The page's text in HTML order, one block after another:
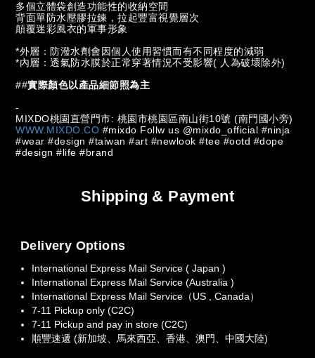
多個立體袋創造功能性的收納空間
背面單防水壓膠拉鍊，拉起豐富視覺層次
顛覆迷彩風衣的軍事形象
*外層：防潑水劑會因個人使用習慣而有不同程度的減弱
*內層：透氣防水膜於正常穿著情況不受影響( 人為破壞除外)
##實際顏色以產品細節照為主
-
MIXDO桃園直營門市: 桃園市桃園區南山街10號 (南門國小旁)
WWW.MIXDO.CO #mixdo Follw us @mixdo_official #ninja
#wear #design #taiwan #art #newlook #tee #ootd #dope
#design #life #brand
Shipping & Payment
Delivery Options
International Express Mail Service ( Japan )
International Express Mail Service (Australia )
International Express Mail Service（US , Canada）
7-11 Pickup only (C2C)
7-11 Pickup and pay in store (C2C)
順豐速遞 (新加坡、馬來西亞、香港、澳門、中國大陸)